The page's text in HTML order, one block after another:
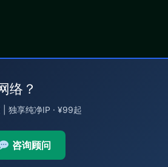
络？
| 独享纯净IP · ¥99起
咨询顾问